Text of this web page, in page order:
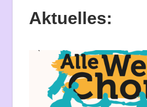
Aktuelles: